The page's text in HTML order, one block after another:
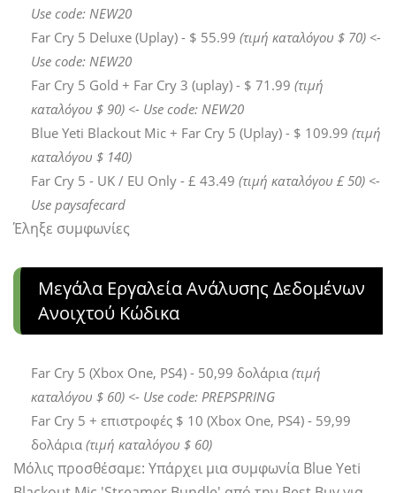
Use code: NEW20
Far Cry 5 Deluxe (Uplay) - $ 55.99 (τιμή καταλόγου $ 70) <-
Use code: NEW20
Far Cry 5 Gold + Far Cry 3 (uplay) - $ 71.99 (τιμή
καταλόγου $ 90) <- Use code: NEW20
Blue Yeti Blackout Mic + Far Cry 5 (Uplay) - $ 109.99 (τιμή
καταλόγου $ 140)
Far Cry 5 - UK / EU Only - £ 43.49 (τιμή καταλόγου £ 50) <-
Use paysafecard
Έληξε συμφωνίες
Μεγάλα Εργαλεία Ανάλυσης Δεδομένων
Ανοιχτού Κώδικα
Far Cry 5 (Xbox One, PS4) - 50,99 δολάρια (τιμή
καταλόγου $ 60) <- Use code: PREPSPRING
Far Cry 5 + επιστροφές $ 10 (Xbox One, PS4) - 59,99
δολάρια (τιμή καταλόγου $ 60)
Μόλις προσθέσαμε: Υπάρχει μια συμφωνία Blue Yeti